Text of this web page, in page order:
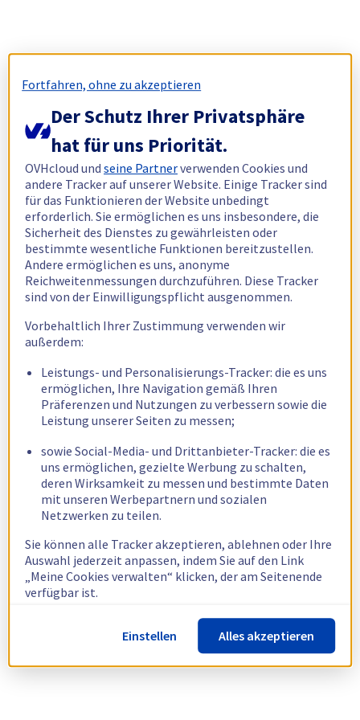
Fortfahren, ohne zu akzeptieren
Der Schutz Ihrer Privatsphäre
hat für uns Priorität.
OVHcloud undseine Partnerverwenden Cookies und
andere Tracker auf unserer Website. Einige Tracker sind
für das Funktionieren der Website unbedingt
erforderlich. Sie ermöglichen es uns insbesondere, die
Sicherheit des Dienstes zu gewährleisten oder
bestimmte wesentliche Funktionen bereitzustellen.
Andere ermöglichen es uns, anonyme
Reichweitenmessungen durchzuführen. Diese Tracker
sind von der Einwilligungspflicht ausgenommen.
Vorbehaltlich Ihrer Zustimmung verwenden wir
außerdem:
Leistungs- und Personalisierungs-Tracker: die es uns
ermöglichen, Ihre Navigation gemäß Ihren
Präferenzen und Nutzungen zu verbessern sowie die
Leistung unserer Seiten zu messen;
sowie Social-Media- und Drittanbieter-Tracker: die es
uns ermöglichen, gezielte Werbung zu schalten,
deren Wirksamkeit zu messen und bestimmte Daten
mit unseren Werbepartnern und sozialen
Netzwerken zu teilen.
Sie können alle Tracker akzeptieren, ablehnen oder Ihre
Auswahl jederzeit anpassen, indem Sie auf den Link
„Meine Cookies verwalten“ klicken, der am Seitenende
verfügbar ist.
Weitere Informationen finden Sie in unsererRichtlinie
zur Verwendung von Cookies.
Einstellen Alles akzeptieren